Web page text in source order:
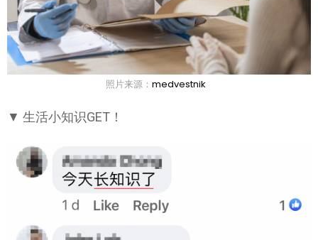
照片来源： medvestnik
▼ 生活小知识GET！